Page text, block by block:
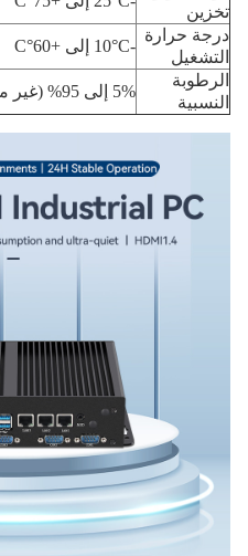
تخزين
درجة حرارة
التشغيل
الرطوبة
النسبية
5% إلى 95% (غير مكثفة)